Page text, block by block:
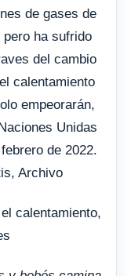
de gases de
ha sufrido
del cambio
calentamiento
empeorarán,
Unidas
de 2022.
Archivo